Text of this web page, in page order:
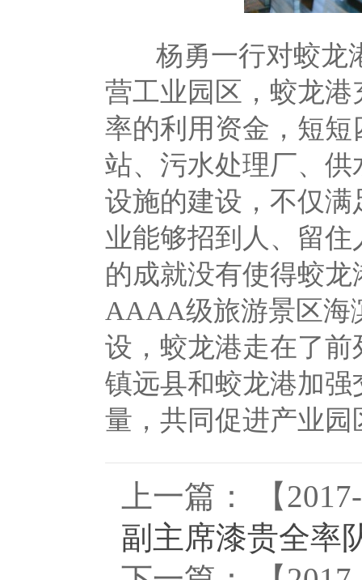
杨勇一行对蛟龙港
营工业园区，蛟龙
率的利用资金，短
站、污水处理厂、
设施的建设，不仅
业能够招到人、留
的成就没有使得蛟
AAAA级旅游景区海
设，蛟龙港走在了
镇远县和蛟龙港加
量，共同促进产业园
上一篇： 【
副主席漆贵全率